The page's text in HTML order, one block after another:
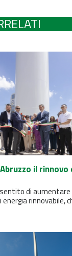
il
di aumentare
rinnovabile,